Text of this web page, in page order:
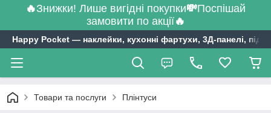
🔥Знижки! Лише вигідні покупки💸Поспішай
замовити по акції🔥
Happy Pocket ― наклейки, кухонні фартухи, 3Д-панелі,
Товари та послуги Плінтуси